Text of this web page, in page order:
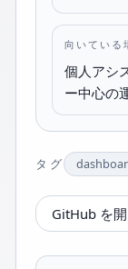
向いている
個人アシ
ー中心の
タグ
GitHub を開